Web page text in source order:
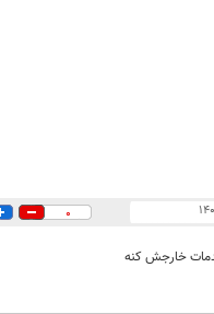
0
خدمات خارجش کنه